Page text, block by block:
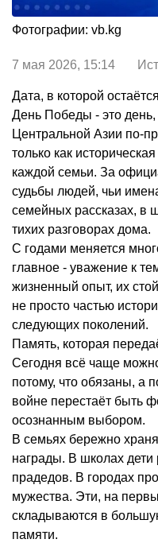
Фотографии: vb.kg
7 мая 2026, 15:14
Дата, в которой
День Победы - это день,
Центральной Азии по-
только как
каждой семьи. За
судьбы людей, чьи
семейных рассказах, в
тихих разговорах дома.
С годами меняется
главное - уважение к
жизненный опыт, их
не просто частью
следующих поколений.
Память, которая
Сегодня всё чаще
потому, что обязаны, а
войне перестаёт быть
осознанным выбором.
В семьях бережно
награды. В школах дети
прадедов. В городах
мужества. Эти, на
складываются в
памяти.